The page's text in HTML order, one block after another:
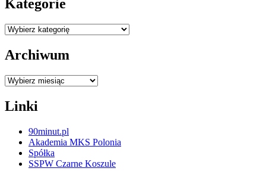
Kategorie
Kategorie
Archiwum
Archiwum
Linki
90minut.pl
Akademia MKS Polonia
Spółka
SSPW Czarne Koszule